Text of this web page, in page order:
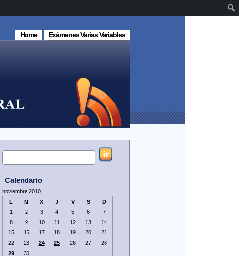
Exámenes Varias Variables
Home
Calendario
noviembre 2010
L
M X J V S
D
1
2 3 4 5 6
7
8
9 10 11 12 13
14
15
16 17 18 19 20
21
22
23 24 25 26 27
28
29
30